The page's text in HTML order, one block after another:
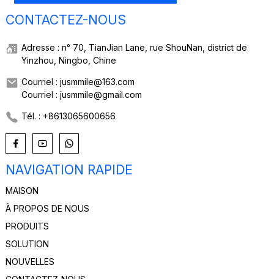
CONTACTEZ-NOUS
Adresse : n° 70, TianJian Lane, rue ShouNan, district de
Yinzhou, Ningbo, Chine
Courriel : jusmmile@163.com
Courriel : jusmmile@gmail.com
Tél. : +8613065600656
NAVIGATION RAPIDE
MAISON
À PROPOS DE NOUS
PRODUITS
SOLUTION
NOUVELLES